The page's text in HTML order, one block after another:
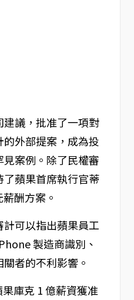
議，批准了一項對
外部提案，成為投
案例。除了民權審
蘋果首席執行官蒂
酬方案。
可以指出蘋果員工
製造商識別、
者的不利影響。